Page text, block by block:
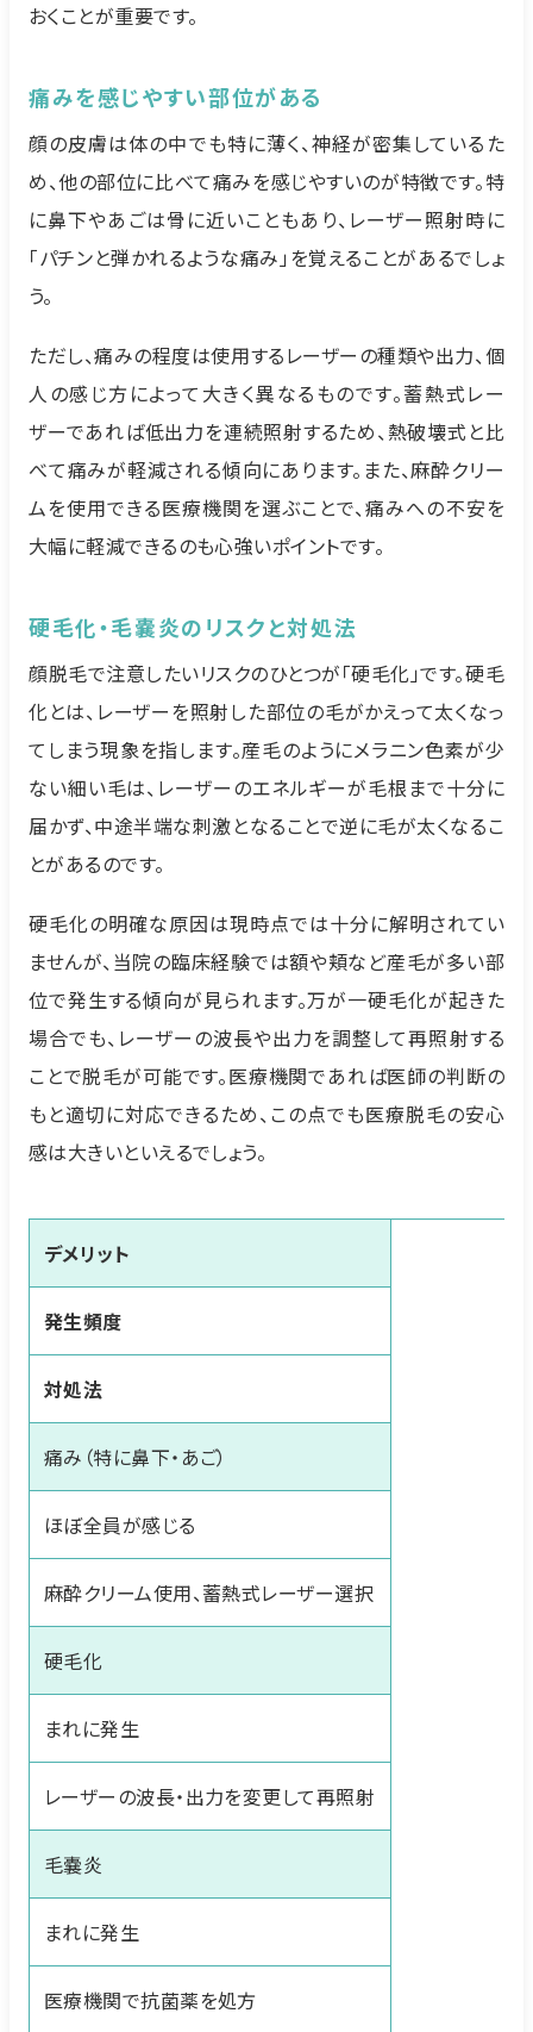
おくことが重要です。
痛みを感じやすい部位がある
顔の皮膚は体の中でも特に薄く、神経が密集しているた
め、他の部位に比べて痛みを感じやすいのが特徴です。特
に鼻下やあごは骨に近いこともあり、レーザー照射時に
「パチンと弾かれるような痛み」を覚えることがあるでしょ
う。
ただし、痛みの程度は使用するレーザーの種類や出力、個
人の感じ方によって大きく異なるものです。蓄熱式レー
ザーであれば低出力を連続照射するため、熱破壊式と比
べて痛みが軽減される傾向にあります。また、麻酔クリー
ムを使用できる医療機関を選ぶことで、痛みへの不安を
大幅に軽減できるのも心強いポイントです。
硬毛化・毛嚢炎のリスクと対処法
顔脱毛で注意したいリスクのひとつが「硬毛化」です。硬毛
化とは、レーザーを照射した部位の毛がかえって太くなっ
てしまう現象を指します。産毛のようにメラニン色素が少
ない細い毛は、レーザーのエネルギーが毛根まで十分に
届かず、中途半端な刺激となることで逆に毛が太くなるこ
とがあるのです。
硬毛化の明確な原因は現時点では十分に解明されてい
ませんが、当院の臨床経験では額や頬など産毛が多い部
位で発生する傾向が見られます。万が一硬毛化が起きた
場合でも、レーザーの波長や出力を調整して再照射する
ことで脱毛が可能です。医療機関であれば医師の判断の
もと適切に対応できるため、この点でも医療脱毛の安心
感は大きいといえるでしょう。
デメリット
発生頻度
対処法
痛み（特に鼻下・あご）
ほぼ全員が感じる
麻酔クリーム使用、蓄熱式レーザー選択
硬毛化
まれに発生
レーザーの波長・出力を変更して再照射
毛嚢炎
まれに発生
医療機関で抗菌薬を処方